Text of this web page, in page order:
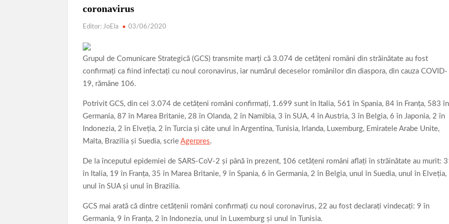
coronavirus
Editor: JoEla 03/06/2020
Grupul de Comunicare Strategică (GCS) transmite marţi că 3.074 de cetăţeni români din străinătate au fost
confirmaţi ca fiind infectaţi cu noul coronavirus, iar numărul deceselor românilor din diaspora, din cauza COVID-
19, rămâne 106.
Potrivit GCS, din cei 3.074 de cetăţeni români confirmaţi, 1.699 sunt în Italia, 561 în Spania, 84 în Franţa, 583 în
Germania, 87 în Marea Britanie, 28 în Olanda, 2 în Namibia, 3 în SUA, 4 în Austria, 3 în Belgia, 6 în Japonia, 2 în
Indonezia, 2 în Elveţia, 2 în Turcia şi câte unul în Argentina, Tunisia, Irlanda, Luxemburg, Emiratele Arabe Unite,
Malta, Brazilia şi Suedia, scrieAgerpres.
De la începutul epidemiei de SARS-CoV-2 şi până în prezent, 106 cetăţeni români aflaţi în străinătate au murit:
în Italia, 19 în Franţa, 35 în Marea Britanie, 9 în Spania, 6 în Germania, 2 în Belgia, unul în Suedia, unul în Elveţia,
unul în SUA şi unul în Brazilia.
GCS mai arată că dintre cetăţenii români confirmaţi cu noul coronavirus, 22 au fost declaraţi vindecaţi: 9 în
Germania, 9 în Franţa, 2 în Indonezia, unul în Luxemburg şi unul în Tunisia.
DRONE ( UAV ) DRONE ( UAV ) ACTUAL DRONE ( UAV )